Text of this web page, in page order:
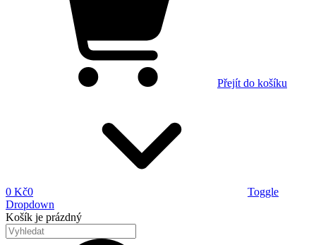
Přejít do košíku
0 Kč0
Toggle
Dropdown
Košík je prázdný